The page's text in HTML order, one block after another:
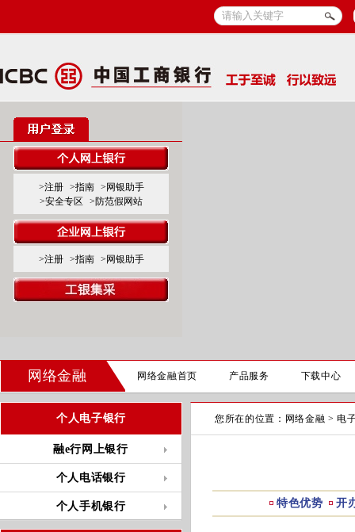
>注册 >指南
>网银助手
>安全专区
>防范假网站
>注册 >指南 >网银助手
网络金融 网络金融首页 产品服务 下载中心
个人电子银行
融e行网上银行
个人电话银行
个人手机银行
您所在的位置： 网络金融 >电
特色优势 开